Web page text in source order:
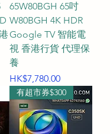
牌的智能電視時，
距離應該如何配合
果？
距離能確保最舒適
輕眼睛疲勞。以下
的最佳推薦觀看距
65W80BGH 65吋
W80BGH 4K HDR
Google TV 智能電
視 香港行貨 代理保
養
價格
HK$7,780.00
有超市券$300